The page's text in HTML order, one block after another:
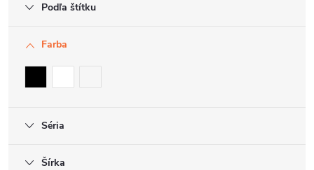
Podľa štítku
Farba
Séria
Šírka